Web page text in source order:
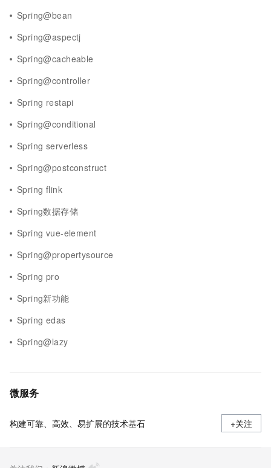
Spring@bean
Spring@aspectj
Spring@cacheable
Spring@controller
Spring restapi
Spring@conditional
Spring serverless
Spring@postconstruct
Spring flink
Spring数据存储
Spring vue-element
Spring@propertysource
Spring pro
Spring新功能
Spring edas
Spring@lazy
微服务
构建可靠、高效、易扩展的技术基石 +关注